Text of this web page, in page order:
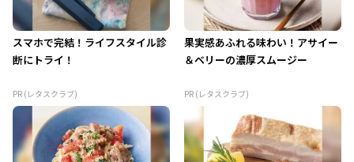
スマホで完結！ライフスタイル診
断にトライ！
PR (レタスクラブ)
果実感あふれる味わい！アサイー
＆ベリーの濃厚スムージー
PR (レタスクラブ)